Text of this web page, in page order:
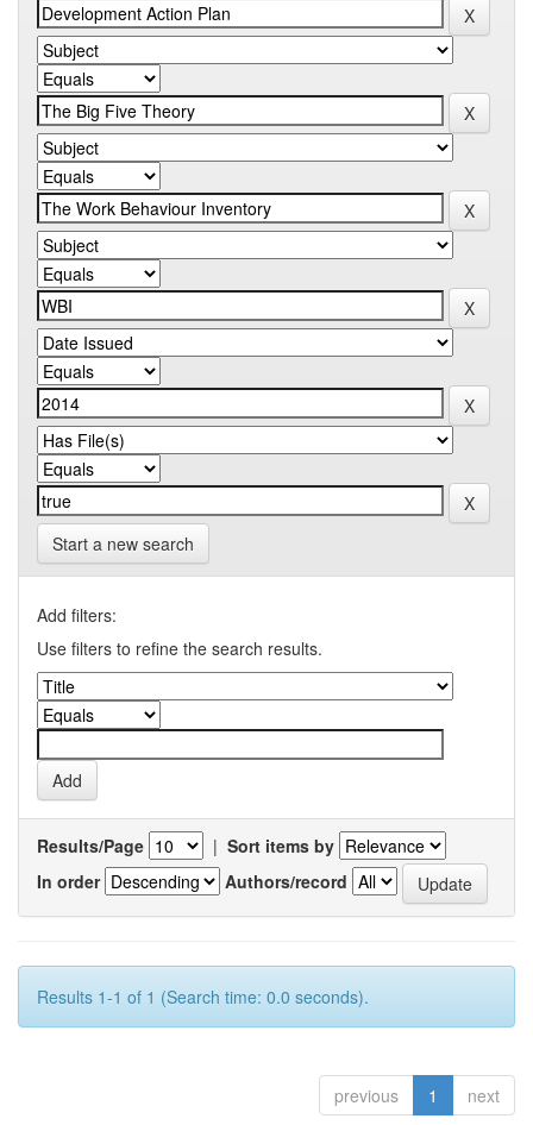
Start a new search
Add filters:
Use filters to refine the search results.
Results/Page | Sort items by
In order
Authors/record
Results 1-1 of 1 (Search time: 0.0 seconds).
previous 1 next